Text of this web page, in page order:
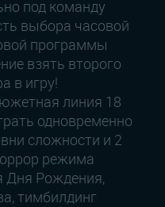
под команду
выбора часовой
программы
взять второго
в игру!
линия 18
одновременно
сложности и 2
режима
Дня Рождения,
тимбилдинг